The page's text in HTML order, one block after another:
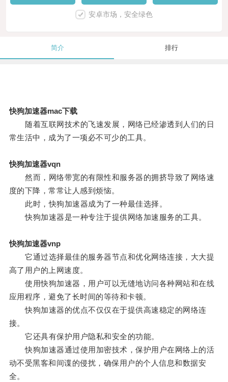
安卓市场，安全绿色
简介 排行
快狗加速器mac下载
随着互联网技术的飞速发展，网络已经渗透到人们的日
常生活中，成为了一项必不可少的工具。
快狗加速器vqn
然而，网络带宽的有限性和服务器的拥挤导致了网络速
度的下降，常常让人感到烦恼。
此时，快狗加速器成为了一种最佳选择。
快狗加速器是一种专注于提供网络加速服务的工具。
快狗加速器vnp
它通过选择最佳的服务器节点和优化网络连接，大大提
高了用户的上网速度。
使用快狗加速器，用户可以无缝地访问各种网站和在线
应用程序，避免了长时间的等待和卡顿。
快狗加速器的优点不仅仅在于提供高速稳定的网络连
接。
它还具有保护用户隐私和安全的功能。
快狗加速器通过使用加密技术，保护用户在网络上的活
动不受黑客和间谍的侵扰，确保用户的个人信息和数据安
全。